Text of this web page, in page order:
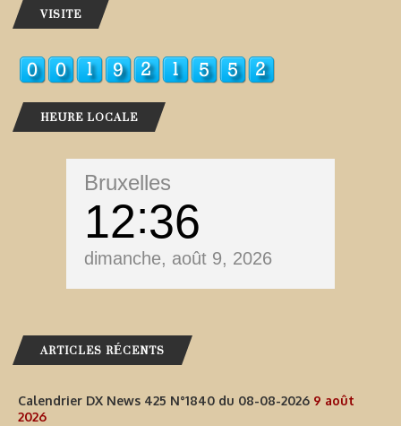
VISITE
HEURE LOCALE
Bruxelles
12 36
dimanche, août 9, 2026
ARTICLES RÉCENTS
Calendrier DX News 425 N°1840 du 08-08-2026 9 août
2026